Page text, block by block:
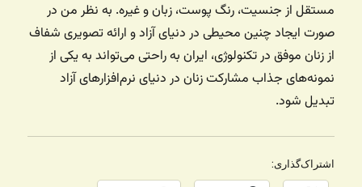
مستقل از جنسیت، رنگ پوست، زبان و غیره. به نظر من در
صورت ایجاد چنین محیطی در دنیای آزاد و ارائه تصویری شفاف
از زنان موفق در تکنولوژی، ایران به راحتی می‌تواند به یکی از
نمونه‌های جذاب مشارکت زنان در دنیای نرم‌افزارهای آزاد
تبدیل شود.
اشتراک‌گذاری: